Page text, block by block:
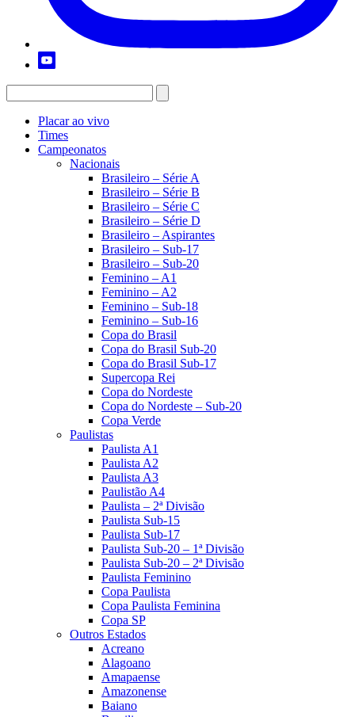
Placar ao vivo
Times
Campeonatos
Nacionais
Brasileiro – Série A
Brasileiro – Série B
Brasileiro – Série C
Brasileiro – Série D
Brasileiro – Aspirantes
Brasileiro – Sub-17
Brasileiro – Sub-20
Feminino – A1
Feminino – A2
Feminino – Sub-18
Feminino – Sub-16
Copa do Brasil
Copa do Brasil Sub-20
Copa do Brasil Sub-17
Supercopa Rei
Copa do Nordeste
Copa do Nordeste – Sub-20
Copa Verde
Paulistas
Paulista A1
Paulista A2
Paulista A3
Paulistão A4
Paulista – 2ª Divisão
Paulista Sub-15
Paulista Sub-17
Paulista Sub-20 – 1ª Divisão
Paulista Sub-20 – 2ª Divisão
Paulista Feminino
Copa Paulista
Copa Paulista Feminina
Copa SP
Outros Estados
Acreano
Alagoano
Amapaense
Amazonense
Baiano